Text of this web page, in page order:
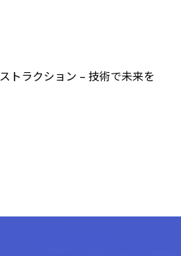
トラクション – 技術で未来を